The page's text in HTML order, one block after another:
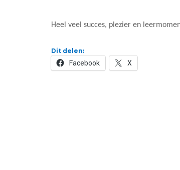
Heel veel succes, plezier en
Dit delen:
Facebook X